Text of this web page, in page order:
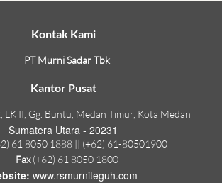
Kontak Kami
PT Murni Sadar Tbk
Kantor Pusat
LK II, Gg. Buntu, Medan Timur, Kota Medan
Sumatera Utara - 20231
61 8050 1888 || (+62) 61-80501900
Fax(+62) 61 8050 1800
www.rsmurniteguh.com